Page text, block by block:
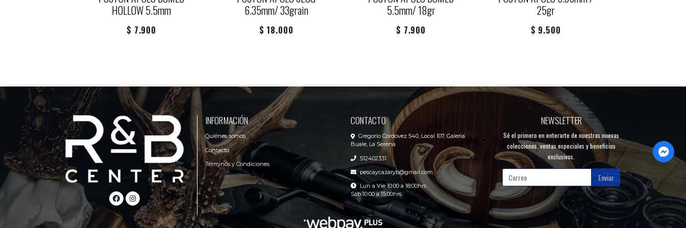
HOLLOW 5.5mm
$ 7.900
6.35mm/ 33grain
$ 18.000
5.5mm/ 18gr
$ 7.900
25gr
$ 9.500
INFORMACIÓN
Quiénes somos
Contacto
Términos y Condiciones
CONTACTO
Gregorio Cordovez 540, Local 107, Galeria
Buale, La Serena
512402331
pescaycazaryb@gmail.com
Lun a Vie 10:00 a 18:00hrs
Sáb 10:00 a 15:00hrs
NEWSLETTER
Sé el primero en enterarte de nuestras nuevas
colecciones, ventas especiales y beneficios
exclusivos.
Enviar